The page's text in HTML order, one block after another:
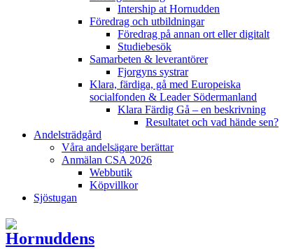
Intership at Hornudden
Föredrag och utbildningar
Föredrag på annan ort eller digitalt
Studiebesök
Samarbeten & leverantörer
Fjorgyns systrar
Klara, färdiga, gå med Europeiska
socialfonden & Leader Södermanland
Klara Färdig Gå – en beskrivning
Resultatet och vad hände sen?
Andelsträdgård
Våra andelsägare berättar
Anmälan CSA 2026
Webbutik
Köpvillkor
Sjöstugan